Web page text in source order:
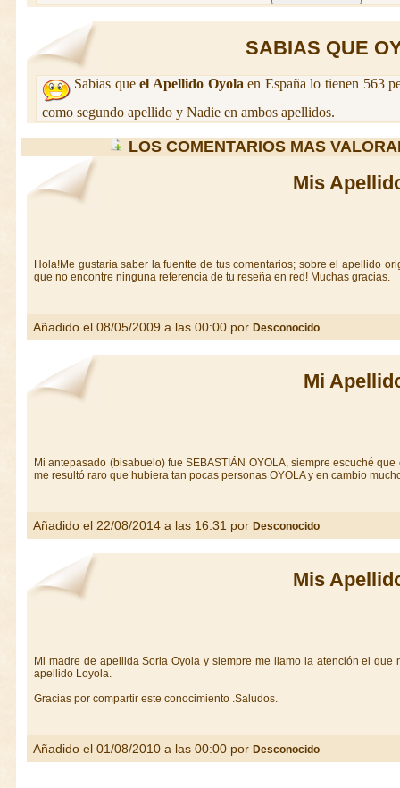
SABIAS QUE
Sabias queel Apellido Oyola en España lo tienen 563
como segundo apellido y Nadie en ambos apellidos.
LOS COMENTARIOS MAS
Mis
Hola!Me gustaria saber la fuentte de tus comentarios; sobre el apellido
que no encontre ninguna referencia de tu reseña en red! Muchas gracias.
Añadido el 08/05/2009 a las 00:00 por Desconocido
Mi
Mi antepasado (bisabuelo) fue SEBASTIÁN OYOLA, siempre escuché que
me resultó raro que hubiera tan pocas personas OYOLA y en cambio
Añadido el 22/08/2014 a las 16:31 por Desconocido
Mis
Mi madre de apellida Soria Oyola y siempre me llamo la atención el
apellido Loyola.
Gracias por compartir este conocimiento .Saludos.
Añadido el 01/08/2010 a las 00:00 por Desconocido